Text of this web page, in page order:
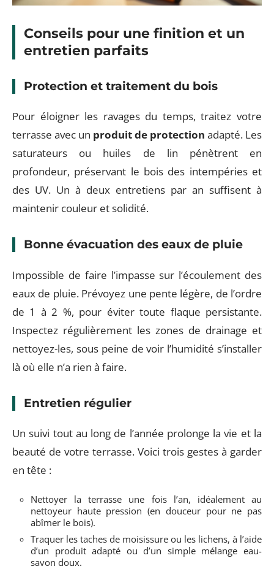
Conseils pour une finition et un
entretien parfaits
Protection et traitement du bois
Pour éloigner les ravages du temps, traitez votre
terrasse avec un produit de protection adapté. Les
saturateurs ou huiles de lin pénètrent en
profondeur, préservant le bois des intempéries et
des UV. Un à deux entretiens par an suffisent à
maintenir couleur et solidité.
Bonne évacuation des eaux de pluie
Impossible de faire l’impasse sur l’écoulement des
eaux de pluie. Prévoyez une pente légère, de l’ordre
de 1 à 2 %, pour éviter toute flaque persistante.
Inspectez régulièrement les zones de drainage et
nettoyez-les, sous peine de voir l’humidité s’installer
là où elle n’a rien à faire.
Entretien régulier
Un suivi tout au long de l’année prolonge la vie et la
beauté de votre terrasse. Voici trois gestes à garder
en tête :
Nettoyer la terrasse une fois l’an, idéalement au
nettoyeur haute pression (en douceur pour ne pas
abîmer le bois).
Traquer les taches de moisissure ou les lichens, à l’aide
d’un produit adapté ou d’un simple mélange eau-
savon doux.